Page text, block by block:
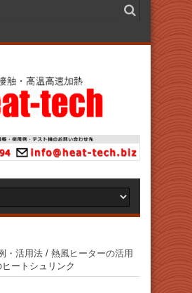
・活用法 / 熱風ヒーターの活用
ートシュリンク